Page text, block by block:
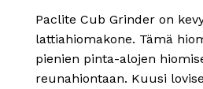
Paclite Cub Grinder on
lattiahiomakone. Tämä
pienien pinta-alojen
reunahiontaan. Kuusi